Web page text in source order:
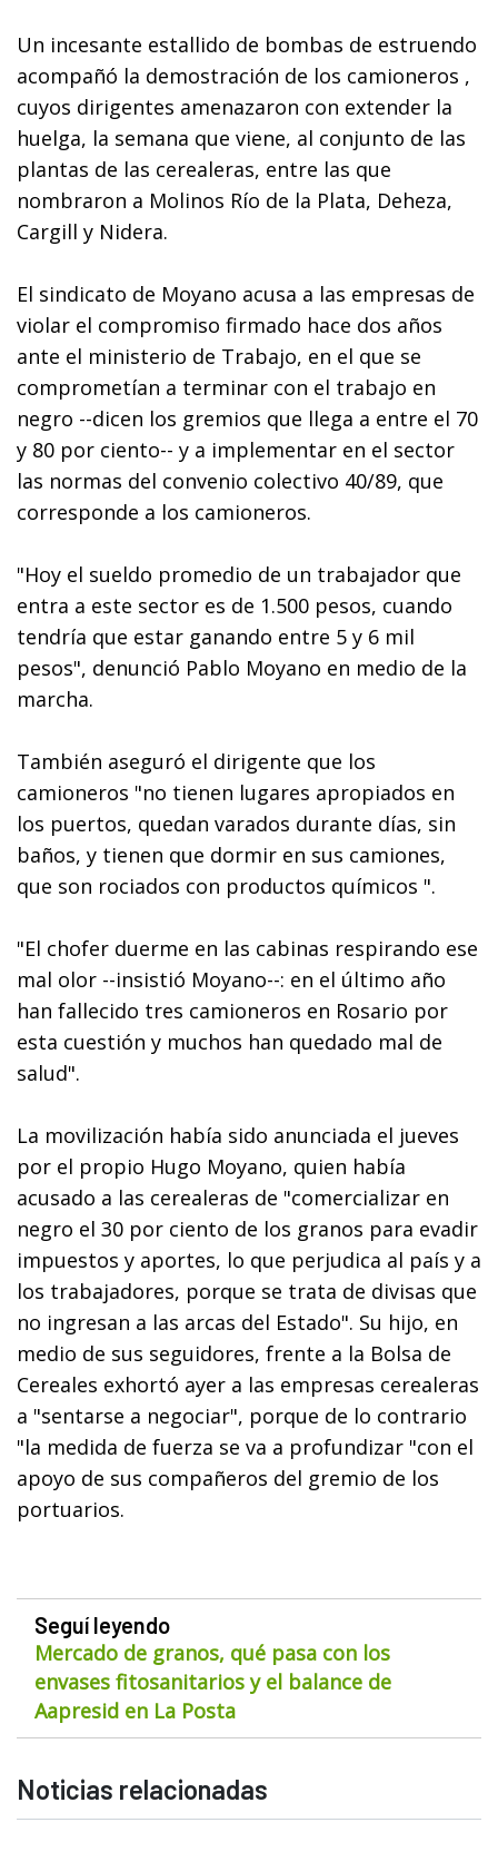
Un incesante estallido de bombas de estruendo
acompañó la demostración de los camioneros ,
cuyos dirigentes amenazaron con extender la
huelga, la semana que viene, al conjunto de las
plantas de las cerealeras, entre las que
nombraron a Molinos Río de la Plata, Deheza,
Cargill y Nidera.
El sindicato de Moyano acusa a las empresas de
violar el compromiso firmado hace dos años
ante el ministerio de Trabajo, en el que se
comprometían a terminar con el trabajo en
negro --dicen los gremios que llega a entre el 70
y 80 por ciento-- y a implementar en el sector
las normas del convenio colectivo 40/89, que
corresponde a los camioneros.
"Hoy el sueldo promedio de un trabajador que
entra a este sector es de 1.500 pesos, cuando
tendría que estar ganando entre 5 y 6 mil
pesos", denunció Pablo Moyano en medio de la
marcha.
También aseguró el dirigente que los
camioneros "no tienen lugares apropiados en
los puertos, quedan varados durante días, sin
baños, y tienen que dormir en sus camiones,
que son rociados con productos químicos ".
"El chofer duerme en las cabinas respirando ese
mal olor --insistió Moyano--: en el último año
han fallecido tres camioneros en Rosario por
esta cuestión y muchos han quedado mal de
salud".
La movilización había sido anunciada el jueves
por el propio Hugo Moyano, quien había
acusado a las cerealeras de "comercializar en
negro el 30 por ciento de los granos para evadir
impuestos y aportes, lo que perjudica al país y a
los trabajadores, porque se trata de divisas que
no ingresan a las arcas del Estado". Su hijo, en
medio de sus seguidores, frente a la Bolsa de
Cereales exhortó ayer a las empresas cerealeras
a "sentarse a negociar", porque de lo contrario
"la medida de fuerza se va a profundizar "con el
apoyo de sus compañeros del gremio de los
portuarios.
Seguí leyendo
Mercado de granos, qué pasa con los
envases fitosanitarios y el balance de
Aapresid en La Posta
Noticias relacionadas